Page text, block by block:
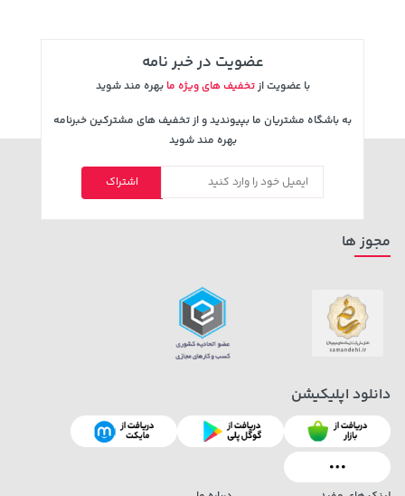
عضویت در خبر نامه
با عضویت ازتخفیف های ویژه ما بهره مند شوید
به باشگاه مشتریان ما بپیوندید و از تخفیف های مشترکین خبرنامه
بهره مند شوید
اشتراک
مجوز ها
دانلود اپلیکیشن